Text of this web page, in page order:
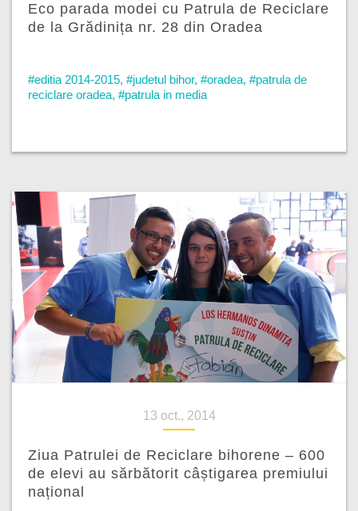
Eco parada modei cu Patrula de Reciclare
de la Grădinița nr. 28 din Oradea
#editia 2014-2015, #judetul bihor, #oradea, #patrula de
reciclare oradea, #patrula in media
13 oct., 2014
Ziua Patrulei de Reciclare bihorene – 600
de elevi au sărbătorit câștigarea premiului
național